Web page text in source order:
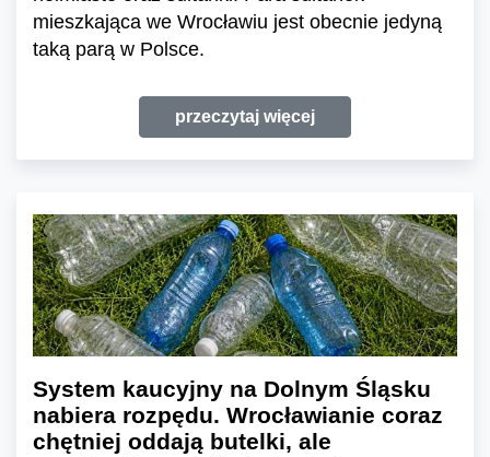
mieszkająca we Wrocławiu jest obecnie jedyną
taką parą w Polsce.
przeczytaj więcej
System kaucyjny na Dolnym Śląsku
nabiera rozpędu. Wrocławianie coraz
chętniej oddają butelki, ale